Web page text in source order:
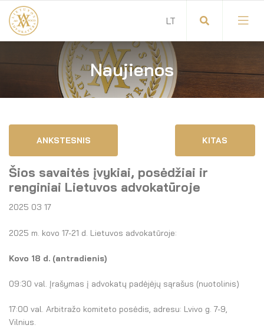
Visuotinis advokatų susirinkimas
Advokatų tarybos pirmininkas
Advokatų taryba
Komitetai
Garbės teismas
Administracija
Savitarna
Savivaldos teisės aktai
Dokumentų atmintinė
Gynėjas
El. parduotuvė
LT
EN
Naujienos
ANKSTESNIS KITAS
Šios savaitės įvykiai, posėdžiai ir
renginiai Lietuvos advokatūroje
2025 03 17
2025 m. kovo 17-21 d. Lietuvos advokatūroje:
Kovo 18 d. (antradienis)
09:30 val. Įrašymas į advokatų padėjėjų sąrašus (nuotolinis)
17:00 val. Arbitražo komiteto posėdis, adresu: Lvivo g. 7-9,
Vilnius.